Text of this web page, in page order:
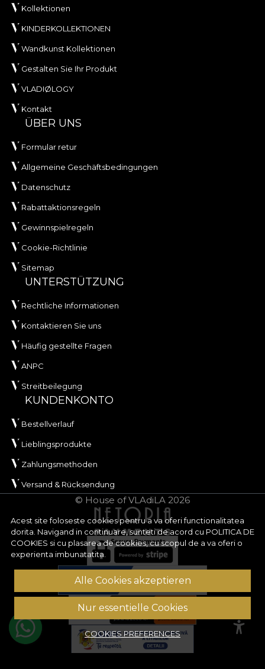
Acest site foloseste cookies pentru a va oferi functionalitatea
dorita. Navigand in continuare, sunteti de acord cu POLITICA DE
COOKIES si cu plasarea de cookies, cu scopul de a va oferi o
experienta imbunatatita.
Alle Cookies akzeptieren
Nur essentielle Cookies
COOKIES PREFERENCES
Kollektionen
KINDERKOLLEKTIONEN
Wandkunst Kollektionen
Gestalten Sie Ihr Produkt
VLADIØLOGY
Kontakt
ÜBER UNS
Formular retur
Allgemeine Geschäftsbedingungen
Datenschutz
Rabattaktionsregeln
Gewinnspielregeln
Cookie-Richtlinie
Sitemap
UNTERSTÜTZUNG
Rechtliche Informationen
Kontaktieren Sie uns
Häufig gestellte Fragen
ANPC
Streitbeilegung
KUNDENKONTO
Bestellverlauf
Lieblingsprodukte
Zahlungsmethoden
Versand & Rücksendung
© House of VLAdiLA 2026